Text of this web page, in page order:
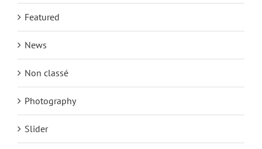
Featured
News
Non classé
Photography
Slider